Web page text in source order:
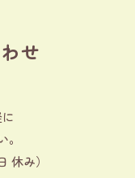
せ
休み）